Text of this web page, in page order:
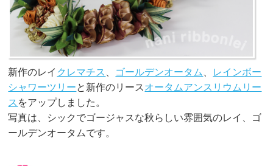
新作のレイ クレマチス ゴールデンオータム
レインボー
シャワーツリーと新作のリースオータムアンスリウムリー
ス をアップしました。
写真は、シックでゴージャスな秋らしい雰囲気のレイ、ゴ
ールデンオータムです。